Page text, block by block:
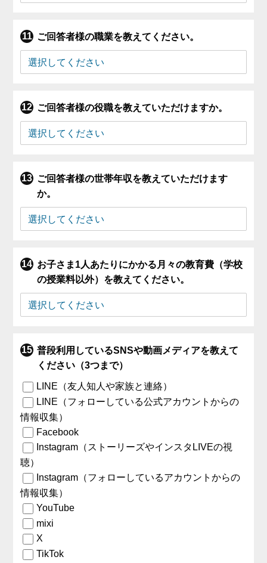
ご回答者様の職業を教えてください。
ご回答者様の役職を教えていただけますか。
ご回答者様の世帯年収を教えていただけます
か。
お子さま1人あたりにかかる月々の教育費（学校
の授業料以外）を教えてください。
普段利用しているSNSや動画メディアを教えて
ください（3つまで）
LINE（友人知人や家族と連絡）
LINE（フォローしている公式アカウントからの
情報収集）
Facebook
Instagram（ストーリーズやインスタLIVEの視
聴）
Instagram（フォローしているアカウントからの
情報収集）
YouTube
mixi
X
TikTok